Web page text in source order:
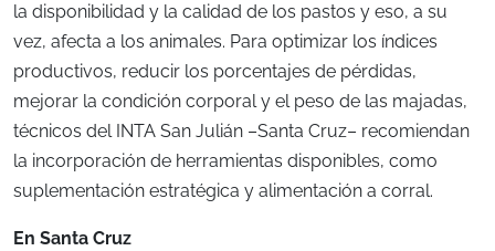
la disponibilidad y la calidad de los pastos y eso, a su
vez, afecta a los animales. Para optimizar los índices
productivos, reducir los porcentajes de pérdidas,
mejorar la condición corporal y el peso de las majadas,
técnicos del INTA San Julián –Santa Cruz– recomiendan
la incorporación de herramientas disponibles, como
suplementación estratégica y alimentación a corral.
En Santa Cruz